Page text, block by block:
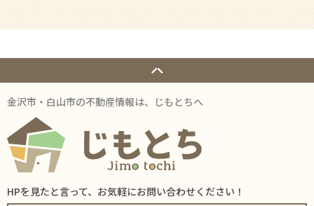
金沢市・白山市の不動産情報は、じもとちへ
HPを見たと言って、お気軽にお問い合わせください！